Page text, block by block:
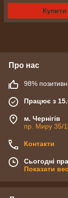
Купити
Про нас
98%
Працює з
м. Чернігів
пр. Миру 35/
Контакти
Сьогодні
Показати